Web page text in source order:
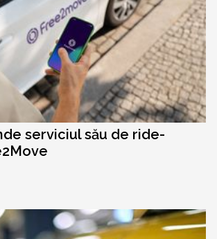
serviciul său de ride-